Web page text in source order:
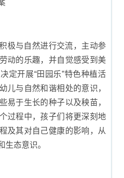
极与自然进行交流，主动参
动的乐趣，并自觉感受到美
定开展“田园乐”特色种植活
儿与自然和谐相处的意识，
易于生长的种子以及秧苗，
过程中，孩子们将更深刻地
及其对自己健康的影响，从
生态意识。